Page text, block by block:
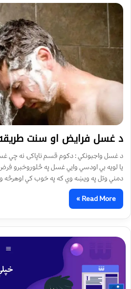
د غسل فرايض او سنت
د غسل واجبونكي : دكوم قسم ناپاكۍ نه چي
دمني وتل په ويښه وي كه په خوب كي اوهرڅه وجه چي وي (٢)
Read More »